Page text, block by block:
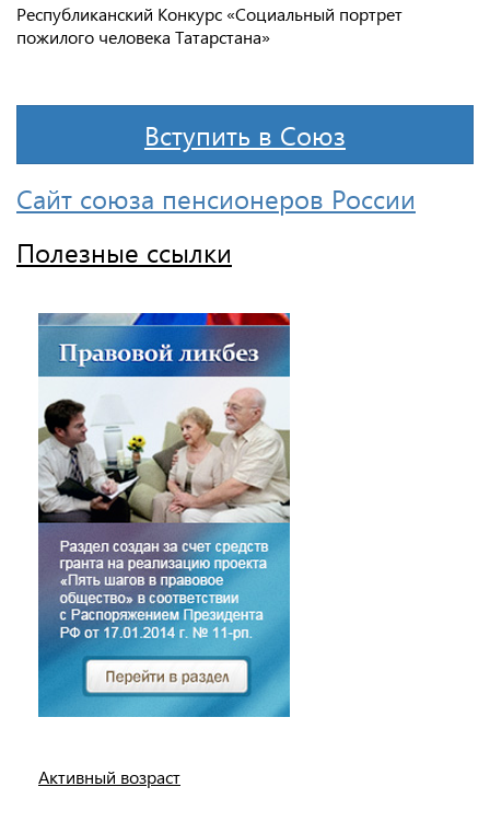
Республиканский Конкурс «Социальный портрет
пожилого человека Татарстана»
Вступить в Союз
Сайт союза пенсионеров России
Полезные ссылки
Активный возраст